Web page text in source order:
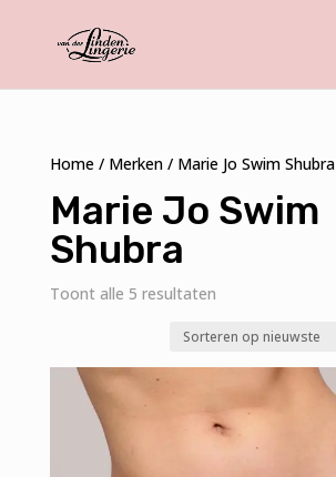
Home/ Merken/ Marie Jo Swim Shubra
Marie Jo Swim
Shubra
Toont alle 5 resultatenGesorteerd
nieuwste